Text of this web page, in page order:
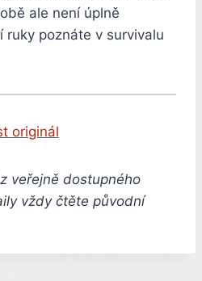
ale není úplně
ruky poznáte v survivalu
originál
veřejně dostupného
vždy čtěte původní